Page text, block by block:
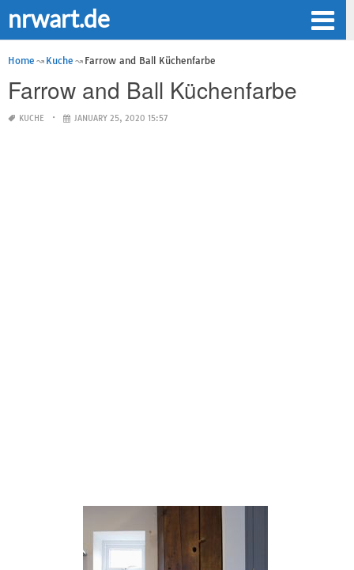
nrwart.de
Home Kuche Farrow and Ball Küchenfarbe
Farrow and Ball Küchenfarbe
KUCHE JANUARY 25, 2020 15:57